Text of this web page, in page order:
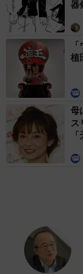
米空軍にいたときに
同期の間では、
も盛り上がりま
器
植
母
ス